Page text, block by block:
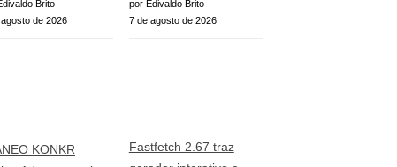
Brito
de 2026
por Edivaldo Brito
7 de agosto de 2026
KONKR
Fastfetch 2.67 traz